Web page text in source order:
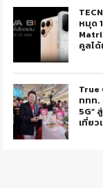
หมุด
คูลได้
ททท.
5G”
เที่ยว